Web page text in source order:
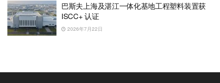
巴斯夫上海及湛江一体化基地工程塑料装置获
ISCC+ 认证
2026年7月22日